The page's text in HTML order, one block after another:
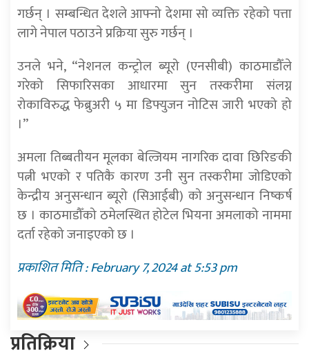
गर्छन् । सम्बन्धित देशले आफ्नो देशमा सो व्यक्ति रहेको पत्ता
लागे नेपाल पठाउने प्रक्रिया सुरु गर्छन् ।
उनले भने, “नेशनल कन्ट्रोल ब्यूरो (एनसीबी) काठमाडौँले
गरेको सिफारिसका आधारमा सुन तस्करीमा संलग्न
रोकाविरुद्ध फेब्रुअरी ५ मा डिफ्युजन नोटिस जारी भएको हो
।”
अमला तिब्बतीयन मूलका बेल्जियम नागरिक दावा छिरिङकी
पत्नी भएको र पतिकै कारण उनी सुन तस्करीमा जोडिएको
केन्द्रीय अनुसन्धान ब्यूरो (सिआईबी) को अनुसन्धान निष्कर्ष
छ । काठमाडौँको ठमेलस्थित होटेल भियना अमलाको नाममा
दर्ता रहेको जनाइएको छ ।
प्रकाशित मिति : February 7, 2024 at 5:53 pm
प्रतिक्रिया